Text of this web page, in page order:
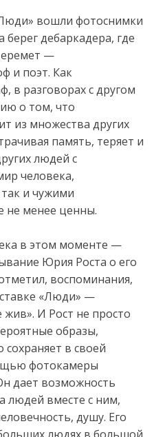
вошли фотоснимки
дебаркадера, где
—
и поэт. Как
в разговорах с другом
о том, что
из множества других
память, теряет и
людей с
человека,
и чужими
не менее ценны.
в этом моменте —
Юрия Роста о его
воспоминания,
«Люди» —
жив». И Рост не просто
образы,
в своей
фотокамеры
дает возможность
людей вместе с ним,
душу. Его